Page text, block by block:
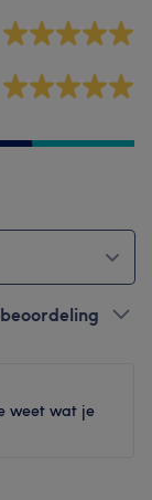
weet wat je